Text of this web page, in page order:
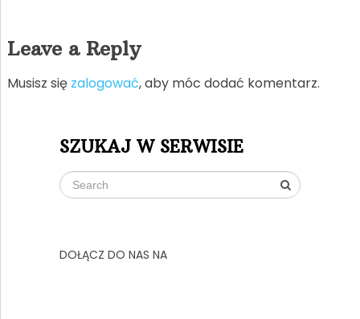
Leave a Reply
Musisz się zalogować, aby móc dodać komentarz.
SZUKAJ W SERWISIE
DOŁĄCZ DO NAS NA